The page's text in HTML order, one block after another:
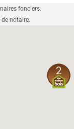
fonciers.
notaire.
2